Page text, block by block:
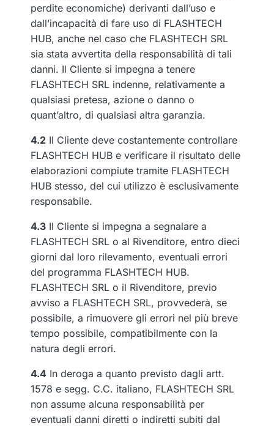
perdite economiche) derivanti dall’uso e
dall’incapacità di fare uso di FLASHTECH
HUB, anche nel caso che FLASHTECH SRL
sia stata avvertita della responsabilità di tali
danni. Il Cliente si impegna a tenere
FLASHTECH SRL indenne, relativamente a
qualsiasi pretesa, azione o danno o
quant’altro, di qualsiasi altra garanzia.
4.2 Il Cliente deve costantemente controllare
FLASHTECH HUB e verificare il risultato delle
elaborazioni compiute tramite FLASHTECH
HUB stesso, del cui utilizzo è esclusivamente
responsabile.
4.3 Il Cliente si impegna a segnalare a
FLASHTECH SRL o al Rivenditore, entro dieci
giorni dal loro rilevamento, eventuali errori
del programma FLASHTECH HUB.
FLASHTECH SRL o il Rivenditore, previo
avviso a FLASHTECH SRL, provvederà, se
possibile, a rimuovere gli errori nel più breve
tempo possibile, compatibilmente con la
natura degli errori.
4.4 In deroga a quanto previsto dagli artt.
1578 e segg. C.C. italiano, FLASHTECH SRL
non assume alcuna responsabilità per
eventuali danni diretti o indiretti subiti dal